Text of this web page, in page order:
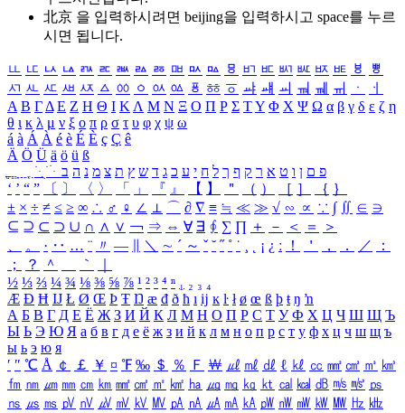
北京 을 입력하시려면 beijing을 입력하시고 space를 누르
시면 됩니다.
ㅥ ㅦ ㅧ ㅨ ㅩ ㅪ ㅫ ㅬ ㅭ ㅮ ㅯ ㅰ ㅱ ㅲ ㅳ ㅴ ㅵ ㅶ ㅷ ㅸ
ㅹ
ㅺ ㅻ ㅼ ㅽ ㅾ ㅿ ㆀ ㆁ ㆂ ㆃ ㆄ ㆅ ㆆ ㆇ ㆈ ㆉ ㆊ ㆋ ㆌ ㆍ
ㆎ
Α Β ΓΔ Ε Ζ Η Θ Ι ΚΛ Μ Ν Ξ Ο Π Ρ Σ ΤΥ Φ Χ Ψ Ω α β γ δ ε ζ η
θ ι κ λ μ ν ξ ο π ρ σ τ υ φ χ ψ ω
á à Á À é è É È ç Ç ê
Ä Ö Ü ä ö ü ß
ִֶֹ ֻּ ׁׂ פ ם ן ו ט א ר ק ף ך ל ח י ע כ ג ד ש ץ ת צ מ נ ה ב
‘ ’ “ ” 〔 〕 〈 〉 「 」 『 』 【 】 ＂ （ ） ［ ］ ｛ ｝
± × ÷ ≠ ≤ ≥ ∞ ∴ ♂ ♀ ∠ ⊥ ⌒ ∂ ∇ ≡ ≒ ≪ ≫ √ ∽ ∝ ∵ ∫ ∬ ∈ ∋
⊆ ⊇ ⊂ ⊃ ∪ ∩ ∧ ∨ ￢ ⇒ ⇔ ∀ ∃ ∮ ∑ ∏ ＋ － ＜ ＝
＞
、
。 · ‥ … ¨ 〃 ― ＼ ∼ ´ ～ ˇ ˘ ˝ ˚ ˙ ¸ ¡ ¿ ː ！ ＇ ， ． ／
：
；
？ ＾ ｀
½ ⅓ ⅔ ¼ ¾ ⅛ ⅜ ⅝ ⅞ ¹ ² ³ ⁴ ⁿ ₁ ₂ ₃ ₄
Æ Ð Ħ Ĳ Ł Ø Œ Þ Ŧ Ŋ æ đ ð ħ ı ĳ ĸ ŀ ł ø œ ß þ ŧ ŋ ŉ
А Б В Г Д Е Ё Ж З И Й К Л М Н О П Р С Т У Ф Х Ц Ч Ш Щ Ъ
Ы Ь Э Ю Я а б в г д е ё ж з и й к л м н о п р с т у ф х ц ч ш щ ъ
ы ь э ю я
′ ″ ℃ Å ￠ ￡ ￥ ¤ ℉ ‰ ＄ ％ Ｆ ￦ ㎕ ㎖ ㎗ ℓ ㎘ ㏄ ㎣ ㎤ ㎥ ㎦
㎙ ㎚ ㎛ ㎜ ㎝ ㎞ ㎟ ㎠ ㎡ ㎢ ㏊ ㎍ ㎎ ㎏ ㏏ ㎈ ㎉ ㏈ ㎧ ㎨ ㎰
㎱ ㎲ ㎳ ㎴ ㎵ ㎶ ㎷ ㎸ ㎹ ㎀ ㎁ ㎂ ㎃ ㎄ ㎺ ㎻ ㎽ ㎾ ㎿ ㎐ ㎑